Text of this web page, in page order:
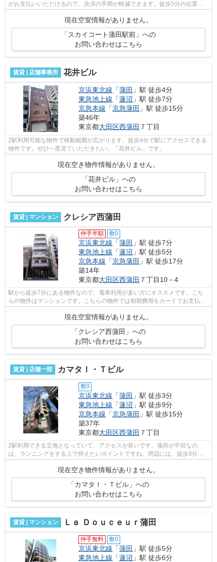
がお支払いいただけるので、決済の手間が軽減できます。徒歩5分の位置に
現在空室情報がありません。
「スカイコート蒲田駅前」への
お問い合わせはこちら
賃貸 | 店舗事務所 花井ビル
京浜東北線 「蒲田 」駅 徒歩4分
東急池上線 「蓮沼 」駅 徒歩7分
京急本線 「京急蒲田 」駅 徒歩15分
築46年
東京都大田区西蒲田 ７丁目
2駅利用可能な物件で移動範囲が広がります。徒歩4分で駅にアクセスできる
物件です。ぜひ一度見ていただきたい、「花井ビル」です。
現在空き物件情報がありません。
「花井ビル」への
お問い合わせはこちら
賃貸 | マンション クレシア西蒲田
仲手半額 敷0
京浜東北線 「蒲田 」駅 徒歩7分
東急池上線 「蓮沼 」駅 徒歩5分
京急本線 「京急蒲田 」駅 徒歩17分
築14年
東京都大田区西蒲田 ７丁目10－4
駅から徒歩7分にある物件なので、電車利用が多い方にオススメです。こち
らの物件はマンションです。こちらの物件では初期費用をカードでお支払い
現在空室情報がありません。
「クレシア西蒲田」への
お問い合わせはこちら
賃貸 | 店舗一部 カマタＩ・Ｔビル
敷0
京浜東北線 「蒲田 」駅 徒歩3分
東急池上線 「蓮沼 」駅 徒歩9分
京急本線 「京急蒲田 」駅 徒歩15分
築37年
東京都大田区西蒲田 ７丁目
2駅利用できる立地となっていて、アクセスが良いです。場所が平坦なの
は、ランニングをする上で抑えたいポイントですね。周辺には、徒歩3分で
現在空き物件情報がありません。
「カマタＩ・Ｔビル」への
お問い合わせはこちら
賃貸 | マンション Ｌａ Ｄｏｕｃｅｕｒ蒲田
仲手無料 敷0
京浜東北線 「蒲田 」駅 徒歩5分
東急池上線 「蓮沼 」駅 徒歩6分